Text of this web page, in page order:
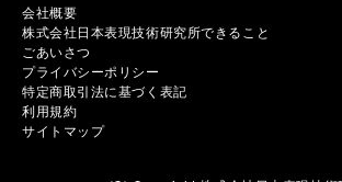
会社概要
株式会社日本表現技術研究所できること
ごあいさつ
プライバシーポリシー
特定商取引法に基づく表記
利用規約
サイトマップ